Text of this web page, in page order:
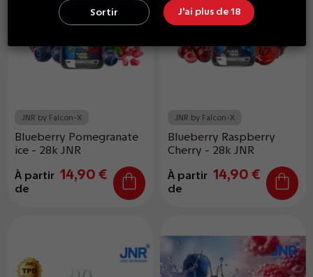
JNR by Falcon-X
Blueberry Pomegranate
ice - 28k JNR
À partir
de
14,90 €
JNR by Falcon-X
Blueberry Raspberry
Cherry - 28k JNR
À partir
de
14,90 €
Sortir J'ai plus de 18